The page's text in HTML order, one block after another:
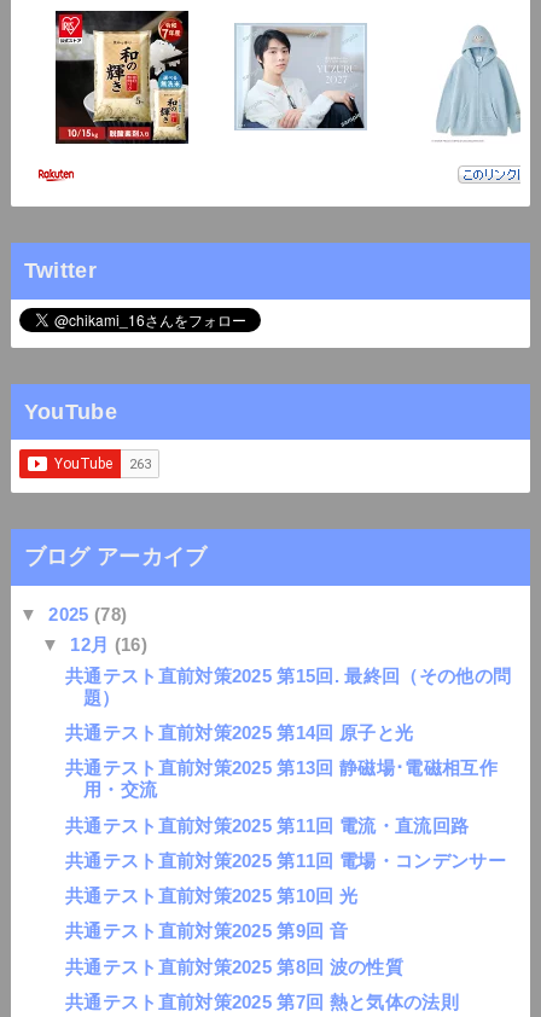
Twitter
YouTube
ブログ アーカイブ
▼2025 (78)
▼ 12月 (16)
共通テスト直前対策2025 第15回. 最終回（その他の問
題）
共通テスト直前対策2025 第14回 原子と光
共通テスト直前対策2025 第13回 静磁場･電磁相互作
用・交流
共通テスト直前対策2025 第11回 電流・直流回路
共通テスト直前対策2025 第11回 電場・コンデンサー
共通テスト直前対策2025 第10回 光
共通テスト直前対策2025 第9回 音
共通テスト直前対策2025 第8回 波の性質
共通テスト直前対策2025 第7回 熱と気体の法則